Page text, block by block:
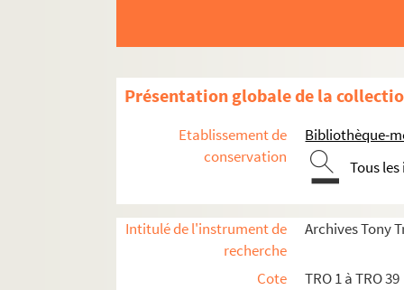
Présentation globale de la
Etablissement de
conservation
Bibliothèque-
Tous
Intitulé de l'instrument de
recherche
Archives Tony
Cote
TRO 1 à TRO 39